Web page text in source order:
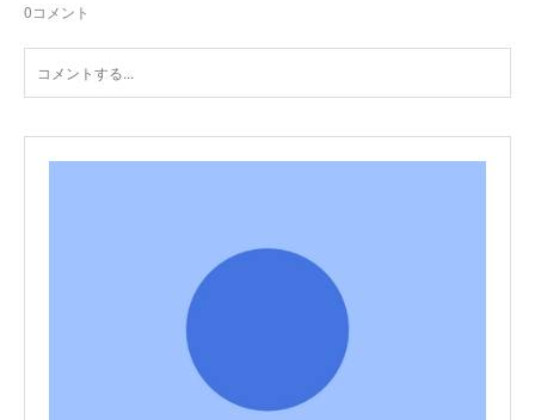
0コメント